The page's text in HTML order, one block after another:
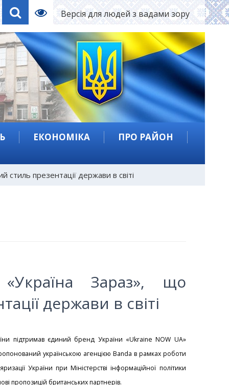
Версія для людей з вадами зору
ЕКОНОМІКА
ПРО РАЙОН
презентації держави в світі
Зараз», що
держави в світі
підтримав єдиний бренд України «Ukraine NOW UA»
українською агенцією Banda в рамках роботи
України при Міністерстві інформаційної політики
пропозицій британських партнерів.